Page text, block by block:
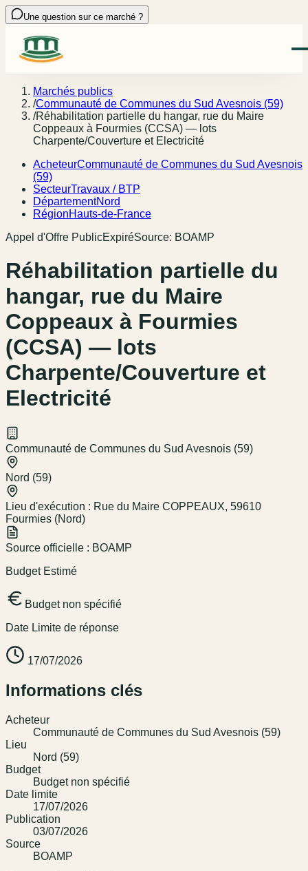
Une question sur ce marché ?
Marchés publics
/Communauté de Communes du Sud Avesnois (59)
/Réhabilitation partielle du hangar, rue du Maire
Coppeaux à Fourmies (CCSA) — lots
Charpente/Couverture et Electricité
AcheteurCommunauté de Communes du Sud Avesnois
(59)
SecteurTravaux / BTP
DépartementNord
RégionHauts-de-France
Appel d'Offre PublicExpiréSource: BOAMP
Réhabilitation partielle du
hangar, rue du Maire
Coppeaux à Fourmies
(CCSA) — lots
Charpente/Couverture et
Electricité
Communauté de Communes du Sud Avesnois (59)
Nord (59)
Lieu d'exécution : Rue du Maire COPPEAUX, 59610
Fourmies (Nord)
Source officielle : BOAMP
Budget Estimé
Budget non spécifié
Date Limite de réponse
17/07/2026
Informations clés
Acheteur
Communauté de Communes du Sud Avesnois (59)
Lieu
Nord (59)
Budget
Budget non spécifié
Date limite
17/07/2026
Publication
03/07/2026
Source
BOAMP